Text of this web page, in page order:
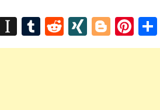
Instapaper
Tumblr
RedditXING